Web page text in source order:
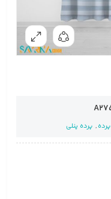
پرده, پرده پنلی